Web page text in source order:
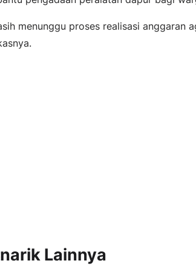
menunggu proses realisasi anggaran
Lainnya